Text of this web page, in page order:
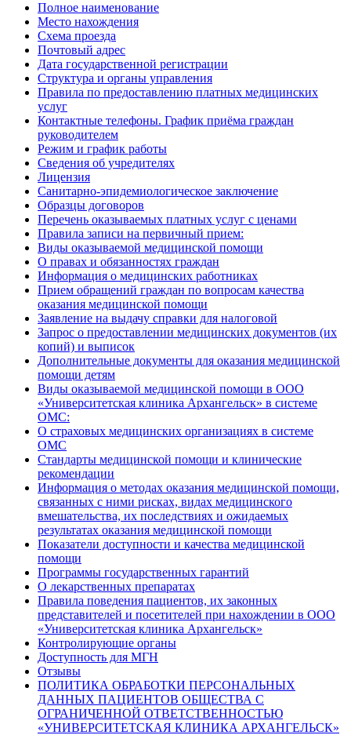
Полное наименование
Место нахождения
Схема проезда
Почтовый адрес
Дата государственной регистрации
Структура и органы управления
Правила по предоставлению платных медицинских
услуг
Контактные телефоны. График приёма граждан
руководителем
Режим и график работы
Сведения об учредителях
Лицензия
Санитарно-эпидемиологическое заключение
Образцы договоров
Перечень оказываемых платных услуг с ценами
Правила записи на первичный прием:
Виды оказываемой медицинской помощи
О правах и обязанностях граждан
Информация о медицинских работниках
Прием обращений граждан по вопросам качества
оказания медицинской помощи
Заявление на выдачу справки для налоговой
Запрос о предоставлении медицинских документов (их
копий) и выписок
Дополнительные документы для оказания медицинской
помощи детям
Виды оказываемой медицинской помощи в ООО
«Университетская клиника Архангельск» в системе
ОМС:
О страховых медицинских организациях в системе
ОМС
Стандарты медицинской помощи и клинические
рекомендации
Информация о методах оказания медицинской помощи,
связанных с ними рисках, видах медицинского
вмешательства, их последствиях и ожидаемых
результатах оказания медицинской помощи
Показатели доступности и качества медицинской
помощи
Программы государственных гарантий
О лекарственных препаратах
Правила поведения пациентов, их законных
представителей и посетителей при нахождении в ООО
«Университетская клиника Архангельск»
Контролирующие органы
Доступность для МГН
Отзывы
ПОЛИТИКА ОБРАБОТКИ ПЕРСОНАЛЬНЫХ
ДАННЫХ ПАЦИЕНТОВ ОБЩЕСТВА С
ОГРАНИЧЕННОЙ ОТВЕТСТВЕННОСТЬЮ
«УНИВЕРСИТЕТСКАЯ КЛИНИКА АРХАНГЕЛЬСК»